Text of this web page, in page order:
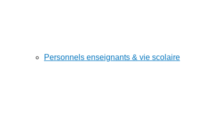
Personnels enseignants & vie scolaire